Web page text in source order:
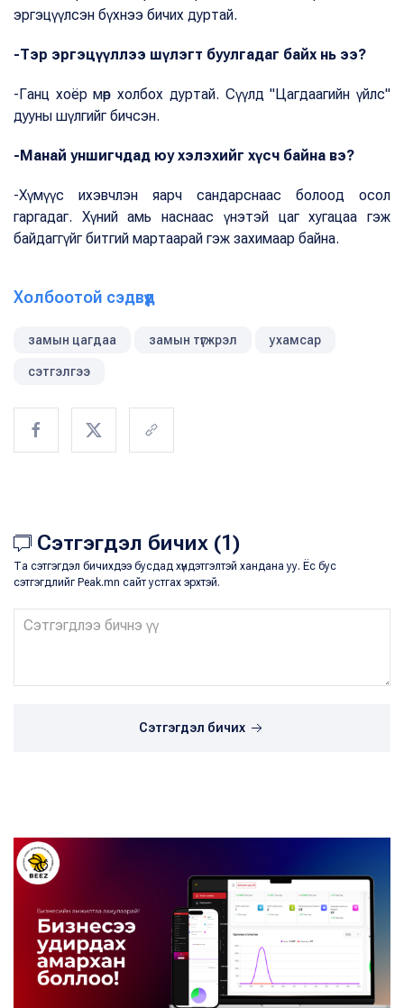
эргэцүүлсэн бүхнээ бичих дуртай.
-Тэр эргэцүүллээ шүлэгт буулгадаг байх нь ээ?
-Ганц хоёр мөр холбох дуртай. Сүүлд "Цагдаагийн үйлс"
дууны шүлгийг бичсэн.
-Манай уншигчдад юу хэлэхийг хүсч байна вэ?
-Хүмүүс ихэвчлэн яарч сандарснаас болоод осол
гаргадаг. Хүний амь наснаас үнэтэй цаг хугацаа гэж
байдаггүйг битгий мартаарай гэж захимаар байна.
Холбоотой сэдвүүд
замын цагдаа замын түгжрэл ухамсар
сэтгэлгээ
Сэтгэгдэл бичих (1)
Та сэтгэгдэл бичихдээ бусдад хүндэтгэлтэй хандана уу. Ёс бус
сэтгэгдлийг Peak.mn сайт устгах эрхтэй.
Сэтгэгдэл бичих